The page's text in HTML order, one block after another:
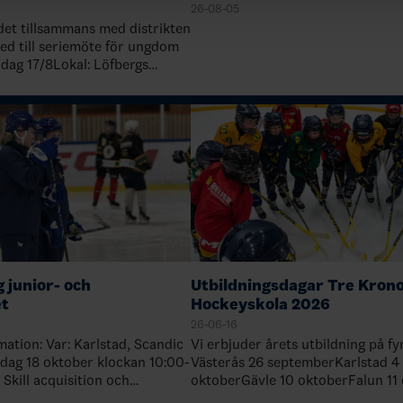
tillsammans med distrikten
till seriemöte för ungdom
17/8Lokal: Löfbergs
Tisdag 18/8Lokal:
26-08-05
junior- och
Scandic
Utbildningsdagar Tre
Hockeyskola 2026
26-06-16
Vi erbjuder årets utbildning på
Västerås 26 septemberKarlstad 4
oktoberGävle 10 oktoberFalun